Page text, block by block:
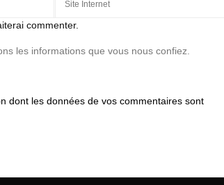
commenter.
les informations que vous nous confiez.
dont les données de vos commentaires sont